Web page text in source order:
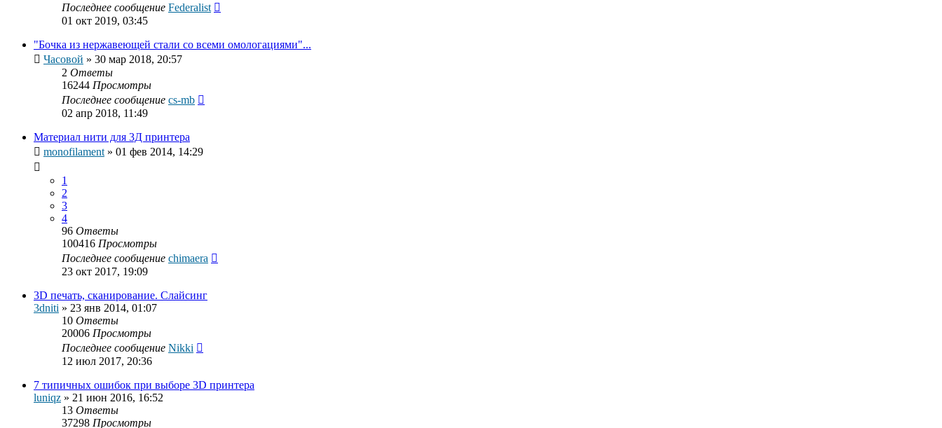
Последнее сообщение Federalist
01 окт 2019, 03:45
"Бочка из нержавеющей стали со всеми омологациями"...
Часовой » 30 мар 2018, 20:57
2 Ответы
16244 Просмотры
Последнее сообщение cs-mb
02 апр 2018, 11:49
Материал нити для 3Д принтера
monofilament» 01 фев 2014, 14:29
1
2
3
4
96 Ответы
100416 Просмотры
Последнее сообщение chimaera
23 окт 2017, 19:09
3D печать, сканирование. Слайсинг
3dniti » 23 янв 2014, 01:07
10 Ответы
20006 Просмотры
Последнее сообщение Nikki
12 июл 2017, 20:36
7 типичных ошибок при выборе 3D принтера
luniqz » 21 июн 2016, 16:52
13 Ответы
37298 Просмотры